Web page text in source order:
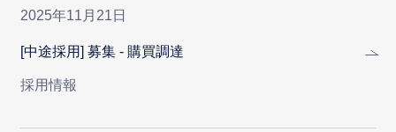
2025年11月21日
[中途採用] 募集 - 購買調達
採用情報